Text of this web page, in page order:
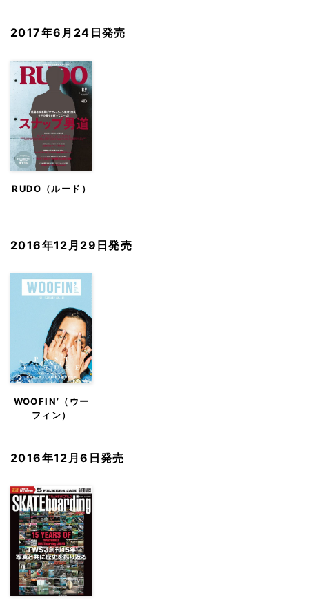
2017年6月24日発売
RUDO（ルード）
2016年12月29日発売
WOOFIN’（ウー
フィン）
2016年12月6日発売